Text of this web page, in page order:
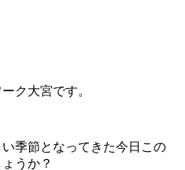
ク大宮です。
季節となってきた今日この
うか？